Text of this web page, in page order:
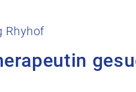
Rhyhof